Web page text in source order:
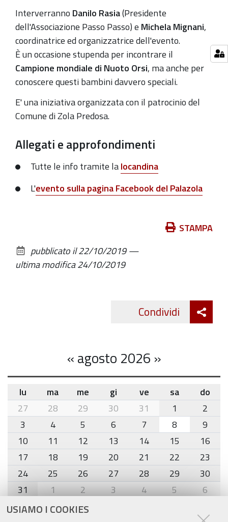
USIAMO I COOKIES
dei
bambini
con
disabilità
2019-
10-
26T14:30:00+02:00
2019-
26T16:30:00+02:00
Interverranno Danilo Rasia(Presidente
dell'Associazione Passo Passo) e Michela Mignani,
coordinatrice ed organizzatrice dell'evento.
È un occasione stupenda per incontrare il
Campione mondiale di Nuoto Orsi, ma anche per
conoscere questi bambini davvero speciali.
E' una iniziativa organizzata con il patrocinio del
Comune di Zola Predosa.
Allegati e approfondimenti
Tutte le info tramite lalocandina
L'evento sulla pagina Facebook del Palazola
documento
STAMPA
pubblicato il22/10/2019—
ultima modifica24/10/2019
Condividi
«agosto 2026 »
month-
8
lu ma me gi ve sa
do
27
28 29 30 31 1
2
3
4 5 6 7 8
9
10
11 12 13 14 15
16
17
18 19 20 21 22
23
24
25 26 27 28 29
30
31
1 2 3 4 5 6
Agenda eventi